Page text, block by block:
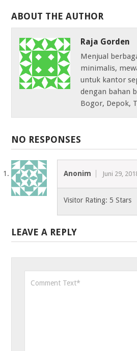
ABOUT THE AUTHOR
Raja Gorden
Menjual
minimalis,
untuk kantor
dengan bahan
Bogor, Depok,
NO RESPONSES
Anonim Juni 29,
Visitor Rating: 5 Stars
LEAVE A REPLY